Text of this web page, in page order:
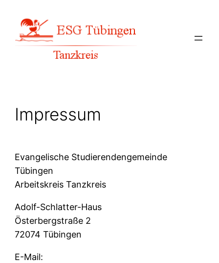
Inhalt
springen
Impressum
Evangelische Studierendengemeinde
Tübingen
Arbeitskreis Tanzkreis
Adolf-Schlatter-Haus
Österbergstraße 2
72074 Tübingen
E-Mail: